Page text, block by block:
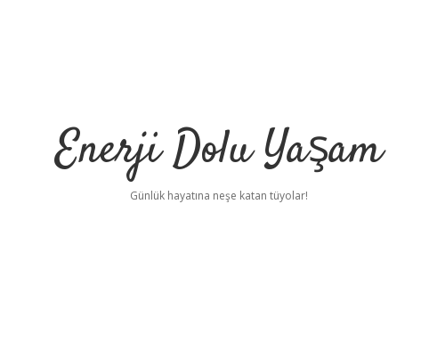
Enerji Dolu Yaşam
Günlük hayatına neşe katan tüyolar!